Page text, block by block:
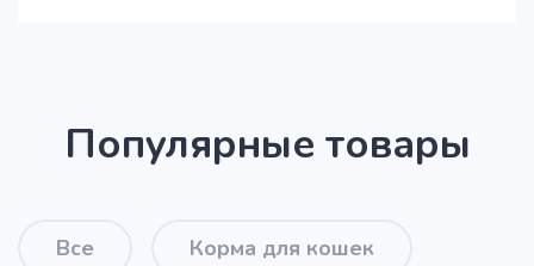
Популярные товары
Все Корма для кошек